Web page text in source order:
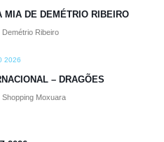
DE DEMÉTRIO RIBEIRO
Demétrio Ribeiro
2026
– DRAGÕES
Shopping Moxuara